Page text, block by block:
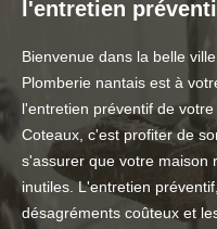
l'entretien
Bienvenue dans la belle
Plomberie nantais est à
l'entretien préventif de
Coteaux, c'est profiter de
s'assurer que votre maison
inutiles. L'entretien
désagréments coûteux et